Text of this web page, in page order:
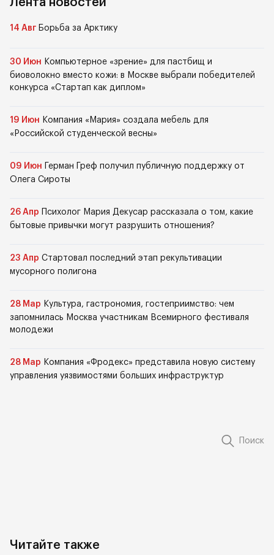
Лента новостей
14 Авг Борьба за Арктику
30 Июн Компьютерное «зрение» для пастбищ и
биоволокно вместо кожи: в Москве выбрали победителей
конкурса «Стартап как диплом»
19 Июн Компания «Мария» создала мебель для
«Российской студенческой весны»
09 Июн
Герман Греф получил публичную поддержку от
Олега Сироты
26 Апр
Психолог Мария Декусар рассказала о том, какие
бытовые привычки могут разрушить отношения?
23 Апр Стартовал последний этап рекультивации
мусорного полигона
28 Мар Культура, гастрономия, гостеприимство: чем
запомнилась Москва участникам Всемирного фестиваля
молодежи
28 Мар Компания «Фродекс» представила новую систему
управления уязвимостями больших инфраструктур
Поиск
Читайте также